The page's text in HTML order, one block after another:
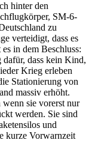
hinter den
SM-6-
zu
verteidigt, dass es
in dem Beschluss:
dass kein Kind,
Krieg erleben
Stationierung von
massiv erhöht.
sie vorerst nur
werden. Sie sind
und
kurze Vorwarnzeit